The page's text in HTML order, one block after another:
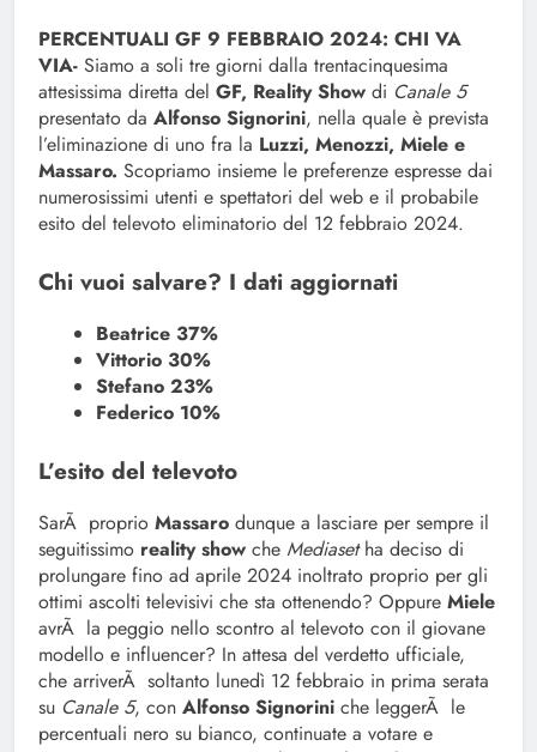
PERCENTUALI GF 9 FEBBRAIO 2024: CHI VA
VIA- Siamo a soli tre giorni dalla trentacinquesima
attesissima diretta del GF, Reality Show di Canale 5
presentato da Alfonso Signorini, nella quale è prevista
l’eliminazione di uno fra la Luzzi, Menozzi, Miele e
Massaro. Scopriamo insieme le preferenze espresse dai
numerosissimi utenti e spettatori del web e il probabile
esito del televoto eliminatorio del 12 febbraio 2024.
Chi vuoi salvare? I dati aggiornati
Beatrice 37%
Vittorio 30%
Stefano 23%
Federico 10%
L’esito del televoto
SarÃ proprio Massaro dunque a lasciare per sempre il
seguitissimo reality show che Mediasetha deciso di
prolungare fino ad aprile 2024 inoltrato proprio per gli
ottimi ascolti televisivi che sta ottenendo? Oppure Miele
avrÃ la peggio nello scontro al televoto con il giovane
modello e influencer? In attesa del verdetto ufficiale,
che arriverÃ soltanto lunedì 12 febbraio in prima serata
su Canale 5, con Alfonso Signorini che leggerÃ le
percentuali nero su bianco, continuate a votare e